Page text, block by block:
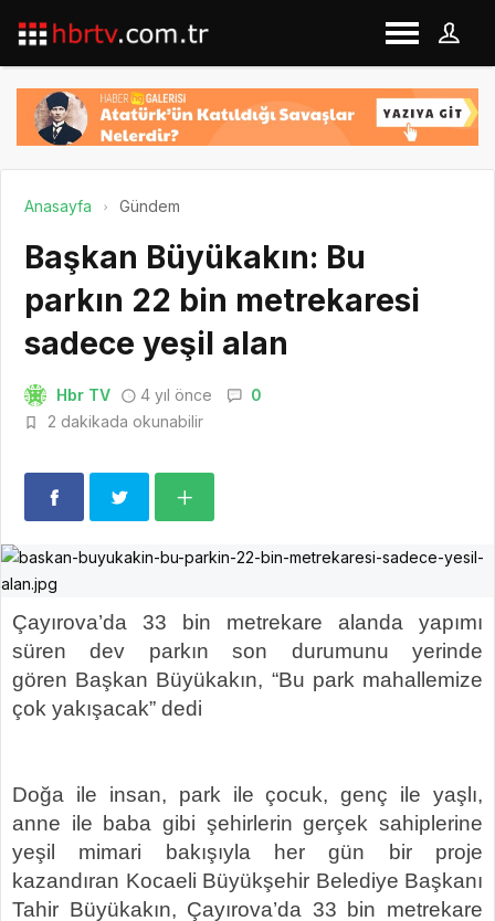
Anasayfa Gündem
Başkan Büyükakın: Bu
parkın 22 bin metrekaresi
sadece yeşil alan
Hbr TV 4 yıl önce
0
2 dakikada okunabilir
Çayırova’da 33 bin metrekare alanda yapımı
süren dev parkın son durumunu yerinde
gören Başkan Büyükakın, “Bu park mahallemize
çok yakışacak” dedi
Doğa ile insan, park ile çocuk, genç ile yaşlı,
anne ile baba gibi şehirlerin gerçek sahiplerine
yeşil mimari bakışıyla her gün bir proje
kazandıran Kocaeli Büyükşehir Belediye Başkanı
Tahir Büyükakın, Çayırova’da 33 bin metrekare